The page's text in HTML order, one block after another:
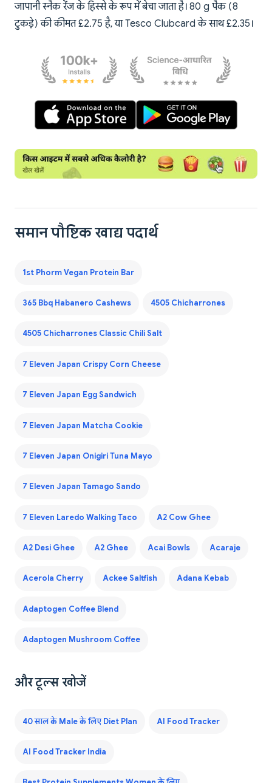
जापानी स्नैक रेंज के हिस्से के रूप में बेचा जाता है। 80 g पैक (8
टुकड़े) की कीमत £2.75 है, या Tesco Clubcard के साथ £2.35।
समान पौष्टिक खाद्य पदार्थ
1st Phorm Vegan Protein Bar
365 Bbq Habanero Cashews 4505 Chicharrones
4505 Chicharrones Classic Chili Salt
7 Eleven Japan Crispy Corn Cheese
7 Eleven Japan Egg Sandwich
7 Eleven Japan Matcha Cookie
7 Eleven Japan Onigiri Tuna Mayo
7 Eleven Japan Tamago Sando
7 Eleven Laredo Walking Taco A2 Cow Ghee
A2 Desi Ghee A2 Ghee Acai Bowls Acaraje
Acerola Cherry Ackee Saltfish Adana Kebab
Adaptogen Coffee Blend
Adaptogen Mushroom Coffee
और टूल्स खोजें
40 साल के Male के लिए Diet Plan AI Food Tracker
AI Food Tracker India